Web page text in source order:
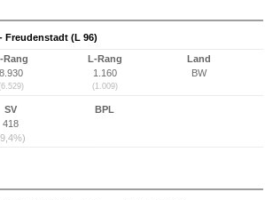
Freudenstadt (L 96)
Rang
8.930
L-Rang
1.160
(1.009)
Land
BW
SV
418
BPL